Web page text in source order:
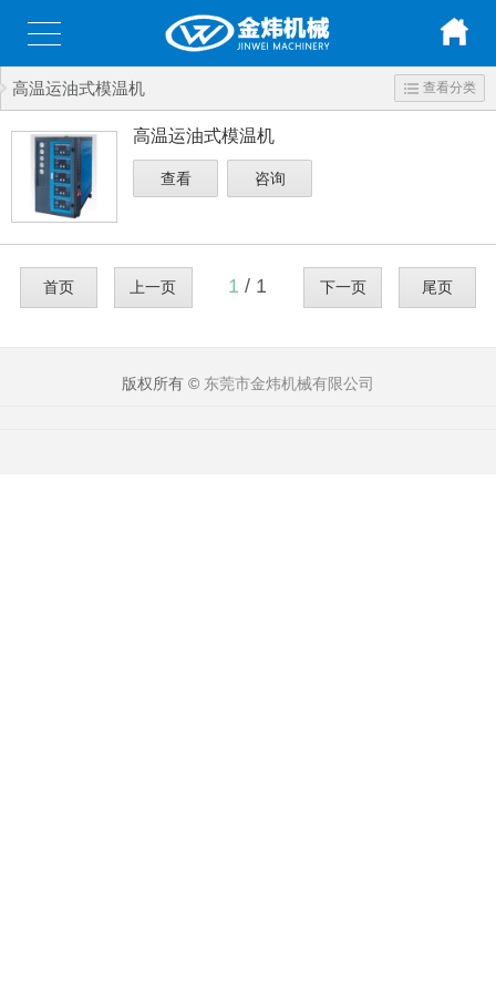
高温运油式模温机 查看分类
高温运油式模温机
查看 咨询
首页 上一页 1 / 1 下一页 尾页
版权所有 © 东莞市金炜机械有限公司